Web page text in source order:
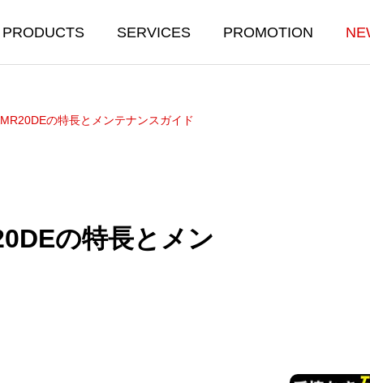
PRODUCTS SERVICES PROMOTION
BODY CARE
の特長とメンテナンスガイド
の特長とメン